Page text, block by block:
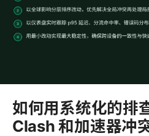
如何用系统化的排
Clash 和加速器冲